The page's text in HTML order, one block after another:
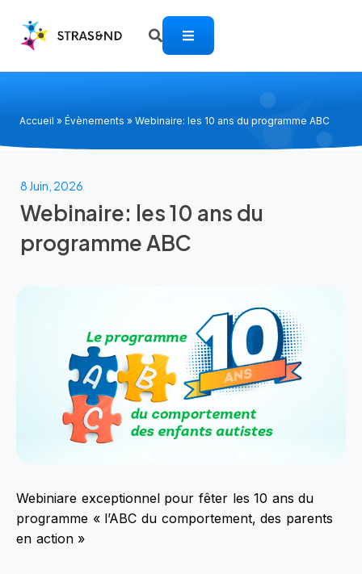
Accueil » Évènements » Webinaire: les 10 ans du programme ABC
Webinaire: les 10 ans du
programme ABC
8 Juin, 2026
Webiniare exceptionnel pour fêter les 10 ans du
programme « l’ABC du comportement, des parents
en action »